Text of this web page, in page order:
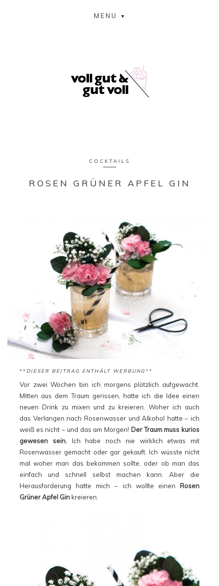
MENU
COCKTAILS
ROSEN GRÜNER APFEL GIN
** DIESER BEITRAG ENTHÄLT WERBUNG**
Vor zwei Wochen bin ich morgens plötzlich aufgewacht.
Mitten aus dem Traum gerissen, hatte ich die Idee einen
neuen Drink zu mixen und zu kreieren. Woher ich auch
das Verlangen nach Rosenwasser und Alkohol hatte – ich
weiß es nicht – und das am Morgen! Der Traum muss kurios
gewesen sein.Ich habe noch nie wirklich etwas mit
Rosenwasser gemacht oder gar gekauft. Ich wüsste nicht
mal woher man das bekommen sollte, oder ob man das
einfach und schnell selbst machen kann. Aber die
Herausforderung hatte mich – ich wollte einen Rosen
Grüner Apfel Ginkreieren.